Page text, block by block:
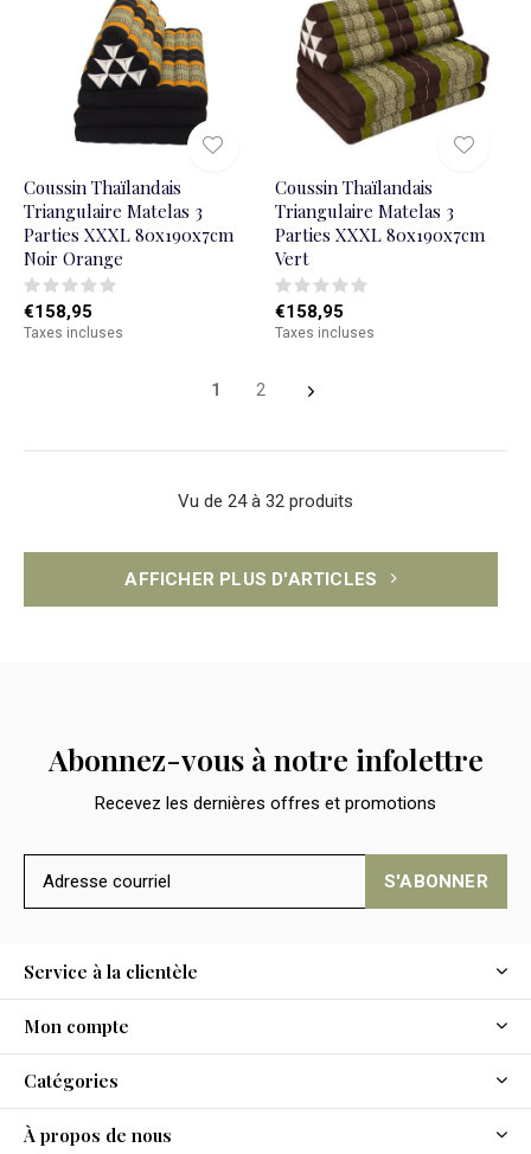
Coussin Thaïlandais
Triangulaire Matelas 3
Parties XXXL 80x190x7cm
Noir Orange
€158,95
Taxes incluses
Coussin Thaïlandais
Triangulaire Matelas 3
Parties XXXL 80x190x7cm
Vert
€158,95
Taxes incluses
1 2
Vu de 24 à 32 produits
AFFICHER PLUS D'ARTICLES
Abonnez-vous à notre infolettre
Recevez les dernières offres et promotions
S'ABONNER
Service à la clientèle
Mon compte
Catégories
À propos de nous